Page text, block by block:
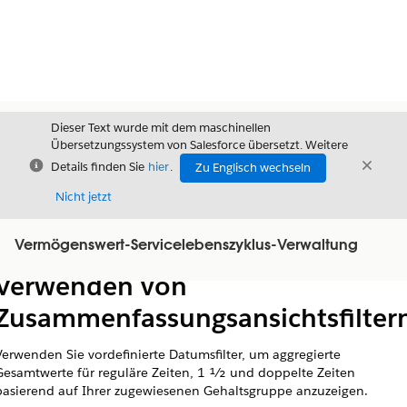
Schließen
Dieser Text wurde mit dem maschinellen
Übersetzungssystem von Salesforce übersetzt. Weitere
Details finden Sie hier.
Zu Englisch wechseln
Nicht jetzt
Vermögenswert-Servicelebenszyklus-Verwaltung
Inhalt anzeigen
Inhalt
von
Sie vordefinierte Datumsfilter, um aggregierte
für reguläre Zeiten, 1 1⁄2 und doppelte Zeiten
auf Ihrer zugewiesenen Gehaltsgruppe anzuzeigen.